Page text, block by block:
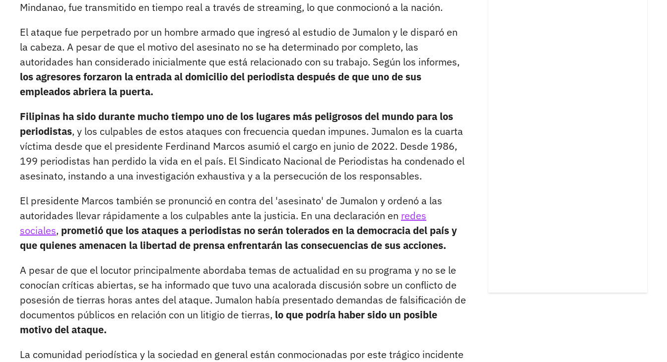
Mindanao, fue transmitido en tiempo real a través de streaming, lo que conmocionó a la nación.
El ataque fue perpetrado por un hombre armado que ingresó al estudio de Jumalon y le disparó en
la cabeza. A pesar de que el motivo del asesinato no se ha determinado por completo, las
autoridades han considerado inicialmente que está relacionado con su trabajo. Según los informes,
los agresores forzaron la entrada al domicilio del periodista después de que uno de sus
empleados abriera la puerta.
Filipinas ha sido durante mucho tiempo uno de los lugares más peligrosos del mundo para los
periodistas, y los culpables de estos ataques con frecuencia quedan impunes. Jumalon es la cuarta
víctima desde que el presidente Ferdinand Marcos asumió el cargo en junio de 2022. Desde 1986,
199 periodistas han perdido la vida en el país. El Sindicato Nacional de Periodistas ha condenado el
asesinato, instando a una investigación exhaustiva y a la persecución de los responsables.
El presidente Marcos también se pronunció en contra del 'asesinato' de Jumalon y ordenó a las
autoridades llevar rápidamente a los culpables ante la justicia. En una declaración en redes
sociales, prometió que los ataques a periodistas no serán tolerados en la democracia del país y
que quienes amenacen la libertad de prensa enfrentarán las consecuencias de sus acciones.
A pesar de que el locutor principalmente abordaba temas de actualidad en su programa y no se le
conocían críticas abiertas, se ha informado que tuvo una acalorada discusión sobre un conflicto de
posesión de tierras horas antes del ataque. Jumalon había presentado demandas de falsificación de
documentos públicos en relación con un litigio de tierras, lo que podría haber sido un posible
motivo del ataque.
La comunidad periodística y la sociedad en general están conmocionadas por este trágico incidente